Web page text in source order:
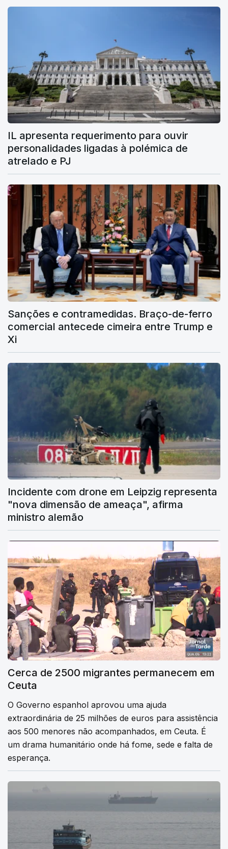
IL apresenta requerimento para ouvir
personalidades ligadas à polémica de
atrelado e PJ
Sanções e contramedidas. Braço-de-ferro
comercial antecede cimeira entre Trump e
Xi
Incidente com drone em Leipzig representa
"nova dimensão de ameaça", afirma
ministro alemão
Cerca de 2500 migrantes permanecem em
Ceuta
O Governo espanhol aprovou uma ajuda
extraordinária de 25 milhões de euros para assistência
aos 500 menores não acompanhados, em Ceuta. É
um drama humanitário onde há fome, sede e falta de
esperança.